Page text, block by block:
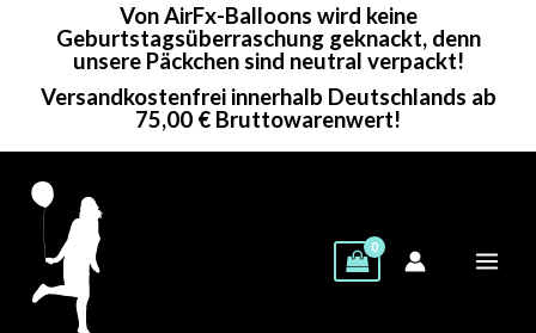
Von AirFx-Balloons wird keine
Geburtstagsüberraschung geknackt, denn
unsere Päckchen sind neutral verpackt!
Versandkostenfrei innerhalb Deutschlands ab
75,00 € Bruttowarenwert!